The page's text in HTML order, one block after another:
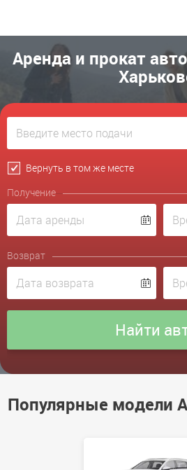
Аренда и прокат
Вернуть в том же месте
Получение
Возврат
Популярные модели